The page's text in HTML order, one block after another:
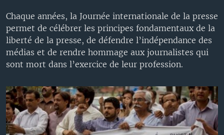
Retour
la
recherche
SPORT
WASHINGTON FORUM
CORRESPONDANT VOA
FOCUS SAHEL
REPORTAGES
VOUS + NOUS
CARNET DE SANTÉ
À VOTRE AVIS
VOTRE SANTÉ VOTRE AVENIR
LE MONDE AU FÉMININ
L'AMÉRIQUE ET VOUS
DIALOGUE DES RELIGIONS
RM SHOW
BAMBARA
FULFULDE
LINGALA
SANGO
Apprenez L'anglais
SUIVEZ-NOUS
Langues
Chaque années, la Journée internationale de la presse
permet de célébrer les principes fondamentaux de la
liberté de la presse, de défendre l’indépendance des
médias et de rendre hommage aux journalistes qui
sont mort dans l’exercice de leur profession.